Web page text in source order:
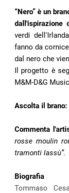
“Nero” è un
verdi
fanno da
dal nero che
Il progetto è
M&M-D&G Music
Ascolta il brano:
Commenta
rosse moulin
tramonti lassù”.
Biografia
Tommaso